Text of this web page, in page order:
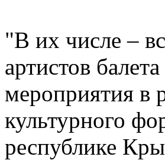
"В их числе –
артистов
мероприятия в
культурного
республике